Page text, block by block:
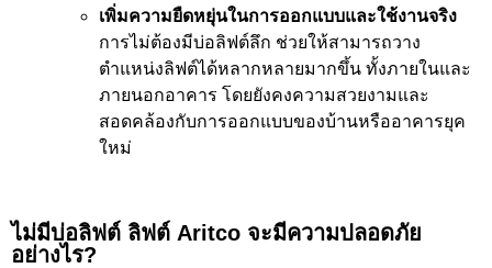
เพิ่มความยืดหยุ่นในการออกแบบและใช้งานจริง
การไม่ต้องมีบ่อลิฟต์ลึก ช่วยให้สามารถวาง
ตำแหน่งลิฟต์ได้หลากหลายมากขึ้น ทั้งภายในและ
ภายนอกอาคาร โดยยังคงความสวยงามและ
สอดคล้องกับการออกแบบของบ้านหรืออาคารยุค
ใหม่
ไม่มีบ่อลิฟต์ ลิฟต์ Aritco จะมีความปลอดภัย
อย่างไร?